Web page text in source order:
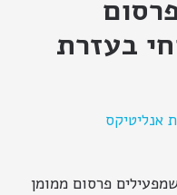
בעזרת
אנליטיקס
פרסום ממומן